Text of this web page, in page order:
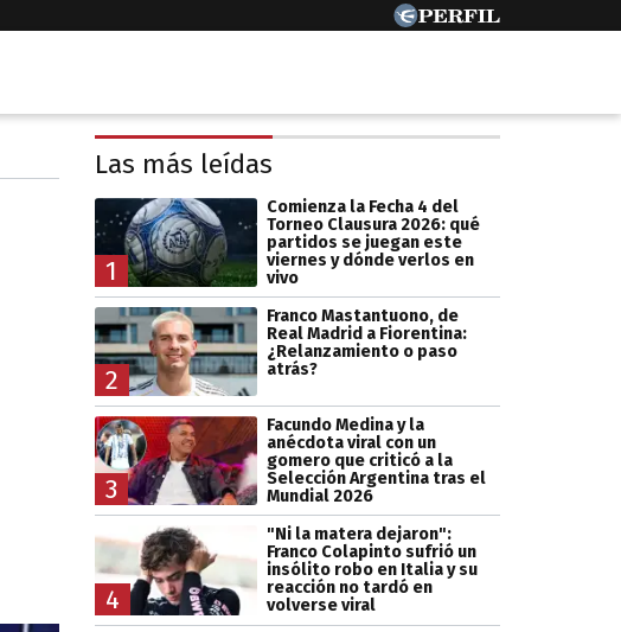
Las más leídas
1
Comienza la Fecha 4 del
Torneo Clausura 2026: qué
partidos se juegan este
viernes y dónde verlos en
vivo
2
Franco Mastantuono, de
Real Madrid a Fiorentina:
¿Relanzamiento o paso
atrás?
3
Facundo Medina y la
anécdota viral con un
gomero que criticó a la
Selección Argentina tras el
Mundial 2026
4
"Ni la matera dejaron":
Franco Colapinto sufrió un
insólito robo en Italia y su
reacción no tardó en
volverse viral